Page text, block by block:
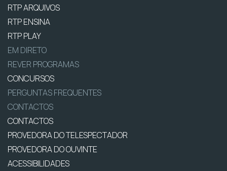
RTP ARQUIVOS
RTP ENSINA
RTP PLAY
EM DIRETO
REVER PROGRAMAS
CONCURSOS
PERGUNTAS FREQUENTES
CONTACTOS
CONTACTOS
PROVEDORA DO TELESPECTADOR
PROVEDORA DO OUVINTE
ACESSIBILIDADES